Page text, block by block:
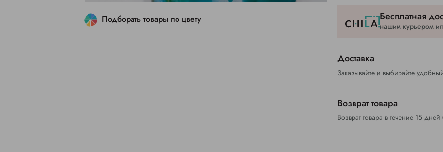
Подборать товары по цвету Бесплатная
нашим курьером
Доставка
Заказывайте и выбирайте
Возврат товара
Возврат товара в течение 15 дней